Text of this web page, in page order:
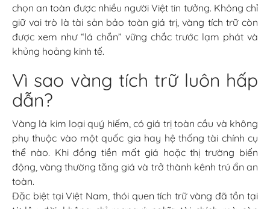
chọn an toàn được nhiều người Việt tin tưởng. Không chỉ
giữ vai trò là tài sản bảo toàn giá trị, vàng tích trữ còn
được xem như “lá chắn” vững chắc trước lạm phát và
khủng hoảng kinh tế.
Vì sao vàng tích trữ luôn hấp
dẫn?
Vàng là kim loại quý hiếm, có giá trị toàn cầu và không
phụ thuộc vào một quốc gia hay hệ thống tài chính cụ
thể nào. Khi đồng tiền mất giá hoặc thị trường biến
động, vàng thường tăng giá và trở thành kênh trú ẩn an
toàn.
Đặc biệt tại Việt Nam, thói quen tích trữ vàng đã tồn tại